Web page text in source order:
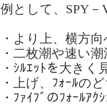
例として、SPY
・より上、横方
・二枚潮や速い
・ｼﾙｴｯﾄを大きく
・上げ、ﾌｫｰﾙの
・ﾌｧｲﾌﾞのﾌｫｰﾙｱ